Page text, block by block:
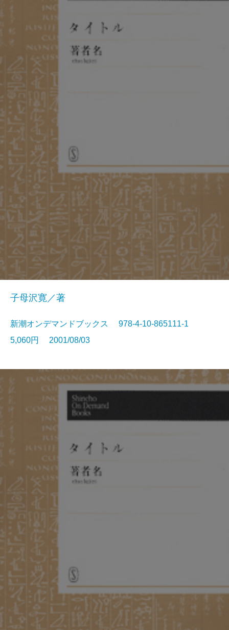
子母沢寛／著
新潮オンデマンドブックス 978-4-10-865111-1
5,060円 2001/08/03